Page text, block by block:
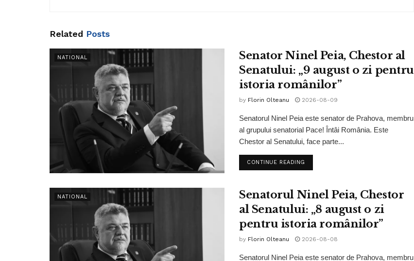
Related Posts
NATIONAL
Senator Ninel Peia, Chestor al
Senatului: „9 august o zi pentru
istoria românilor”
by Florin Olteanu 2026-08-09
Senatorul Ninel Peia este senator de Prahova, membru
al grupului senatorial Pace! Întâi România. Este
Chestor al Senatului, face parte...
CONTINUE READING
NATIONAL
Senatorul Ninel Peia, Chestor
al Senatului: „8 august o zi
pentru istoria românilor”
by Florin Olteanu 2026-08-08
Senatorul Ninel Peia este senator de Prahova, membru